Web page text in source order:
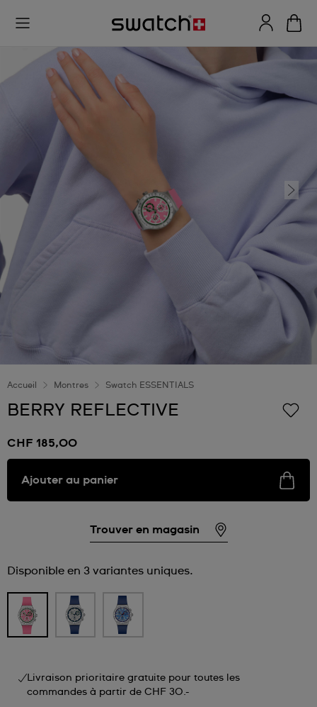
Accueil Montres Swatch ESSENTIALS
BERRY REFLECTIVE
CHF 185,00
Ajouter au panier
Trouver en magasin
Disponible en 3 variantes uniques.
Livraison prioritaire gratuite pour toutes les
commandes à partir de CHF 30.-